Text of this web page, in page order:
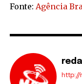
Fonte: Agência
http://